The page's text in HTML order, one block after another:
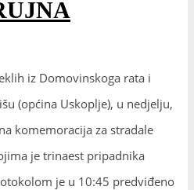
iz Domovinskoga rata i
(općina Uskoplje), u nedjelju,
komemoracija za stradale
je trinaest pripadnika
je u 10:45 predviđeno